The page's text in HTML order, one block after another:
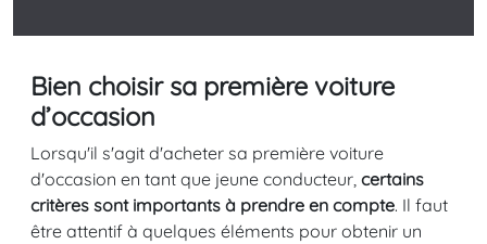
Bien choisir sa première voiture
d’occasion
Lorsqu'il s'agit d'acheter sa première voiture
d'occasion en tant que jeune conducteur, certains
critères sont importants à prendre en compte. Il faut
être attentif à quelques éléments pour obtenir un